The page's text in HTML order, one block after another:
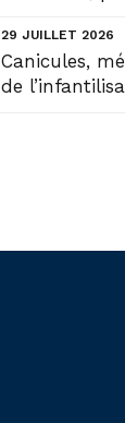
29 JUILLET 2026
Canicules,
de